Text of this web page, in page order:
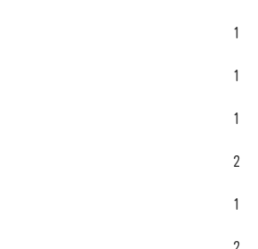
1
1
1
2
1